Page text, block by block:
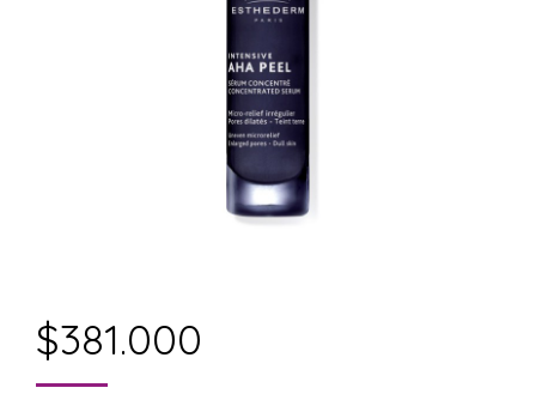
$381.000